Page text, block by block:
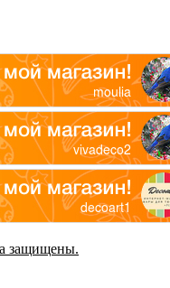
защищены.